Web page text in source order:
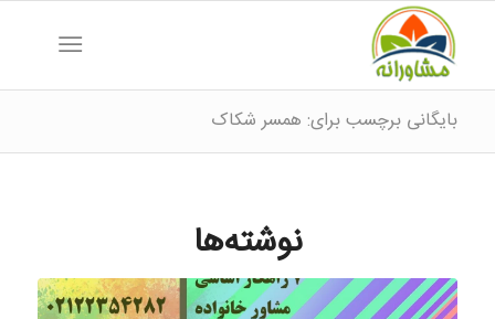
بایگانی برچسب برای: همسر شکاک
نوشته‌ها